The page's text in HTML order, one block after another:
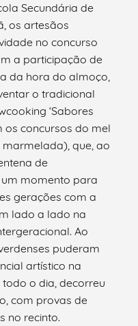
Secundária de
os artesãos
no concurso
a participação de
da hora do almoço,
o tradicional
‘Sabores
os concursos do mel
que, ao
de
um momento para
gerações com a
lado a lado na
Ao
puderam
artístico na
o dia, decorreu
com provas de
no recinto.